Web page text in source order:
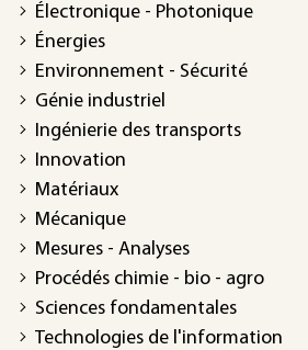
Électronique - Photonique
Énergies
Environnement - Sécurité
Génie industriel
Ingénierie des transports
Innovation
Matériaux
Mécanique
Mesures - Analyses
Procédés chimie - bio - agro
Sciences fondamentales
Technologies de l'information